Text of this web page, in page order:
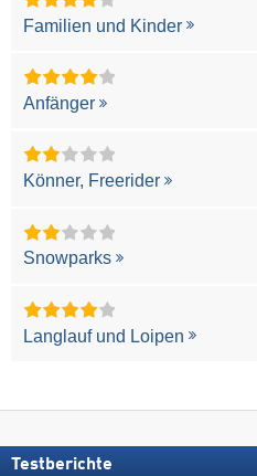
Familien und Kinder
Anfänger
Könner, Freerider
Snowparks
Langlauf und Loipen
Testberichte